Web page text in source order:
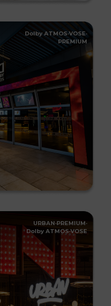
Dolby ATMOS·VOSE·
PREMIUM
URBAN·PREMIUM·
Dolby ATMOS·VOSE